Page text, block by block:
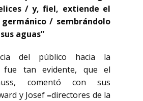
/ y, fiel, extiende el
/ sembrándolo
aguas”
del público hacia la
fue tan evidente, que el
comentó con sus
y Josef –directores de la